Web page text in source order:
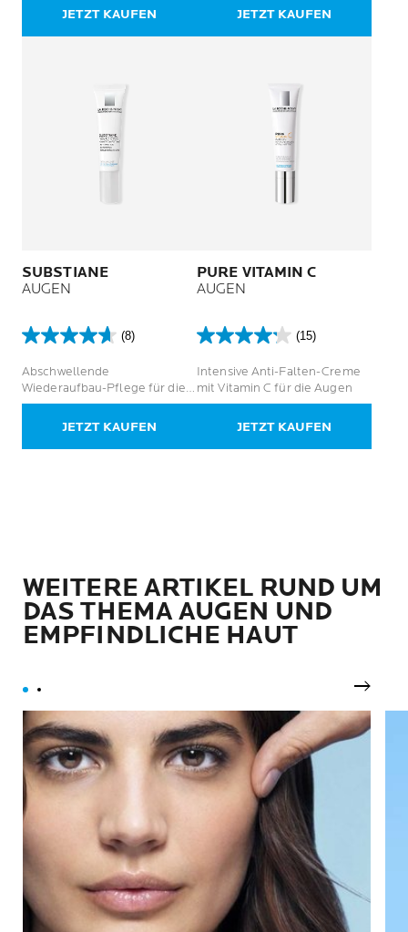
Bewertungen
JETZT KAUFEN
Bewertungen
JETZT KAUFEN
SUBSTIANE
AUGEN
(8)
4.6
5
Sternen.
Bewertungen
Abschwellende
Wiederaufbau-Pflege für die
Augenkontur reifer Haut
JETZT KAUFEN
PURE VITAMIN C
AUGEN
(15)
4.2
5
Sternen.
Bewertungen
Intensive Anti-Falten-Creme
mit Vitamin C für die Augen
JETZT KAUFEN
WEITERE ARTIKEL RUND UM
DAS THEMA AUGEN UND
EMPFINDLICHE HAUT